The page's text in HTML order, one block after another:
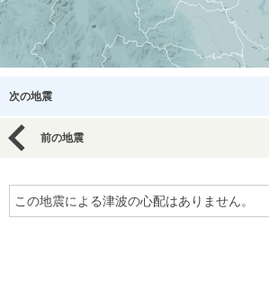
次の地震
前の地震
この地震による津波の心配はありません。